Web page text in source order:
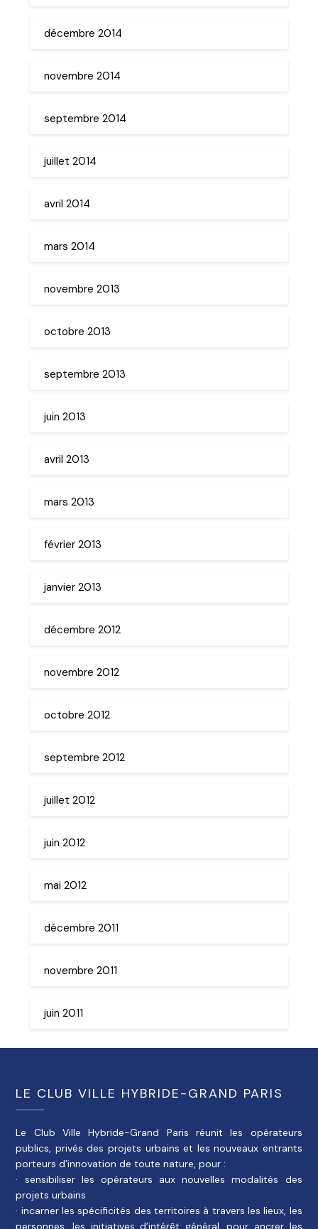
décembre 2014
novembre 2014
septembre 2014
juillet 2014
avril 2014
mars 2014
novembre 2013
octobre 2013
septembre 2013
juin 2013
avril 2013
mars 2013
février 2013
janvier 2013
décembre 2012
novembre 2012
octobre 2012
septembre 2012
juillet 2012
juin 2012
mai 2012
décembre 2011
novembre 2011
juin 2011
LE CLUB VILLE HYBRIDE-GRAND PARIS
Le Club Ville Hybride-Grand Paris réunit les opérateurs
publics, privés des projets urbains et les nouveaux entrants
porteurs d’innovation de toute nature, pour :
· sensibiliser les opérateurs aux nouvelles modalités des
projets urbains
· incarner les spécificités des territoires à travers les lieux, les
personnes, les initiatives d’intérêt général, pour ancrer les